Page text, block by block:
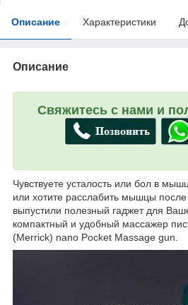
Описание Характеристики
Описание
Свяжитесь с нами и
Чувствуете усталость или бол в
или хотите расслабить мышцы
выпустили полезный гаджет для
компактный и удобный массажер
(Merrick) nano Pocket Massage gun.